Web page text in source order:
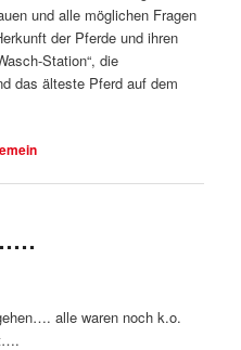
und alle möglichen Fragen
der Pferde und ihren
Station“, die
das älteste Pferd auf dem
alle waren noch k.o.